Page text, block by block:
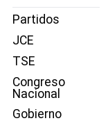
Partidos
JCE
TSE
Congreso
Nacional
Gobierno